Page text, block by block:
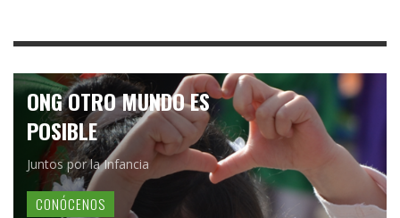
ONG OTRO MUNDO ES
POSIBLE
Juntos por la Infancia
CONÓCENOS